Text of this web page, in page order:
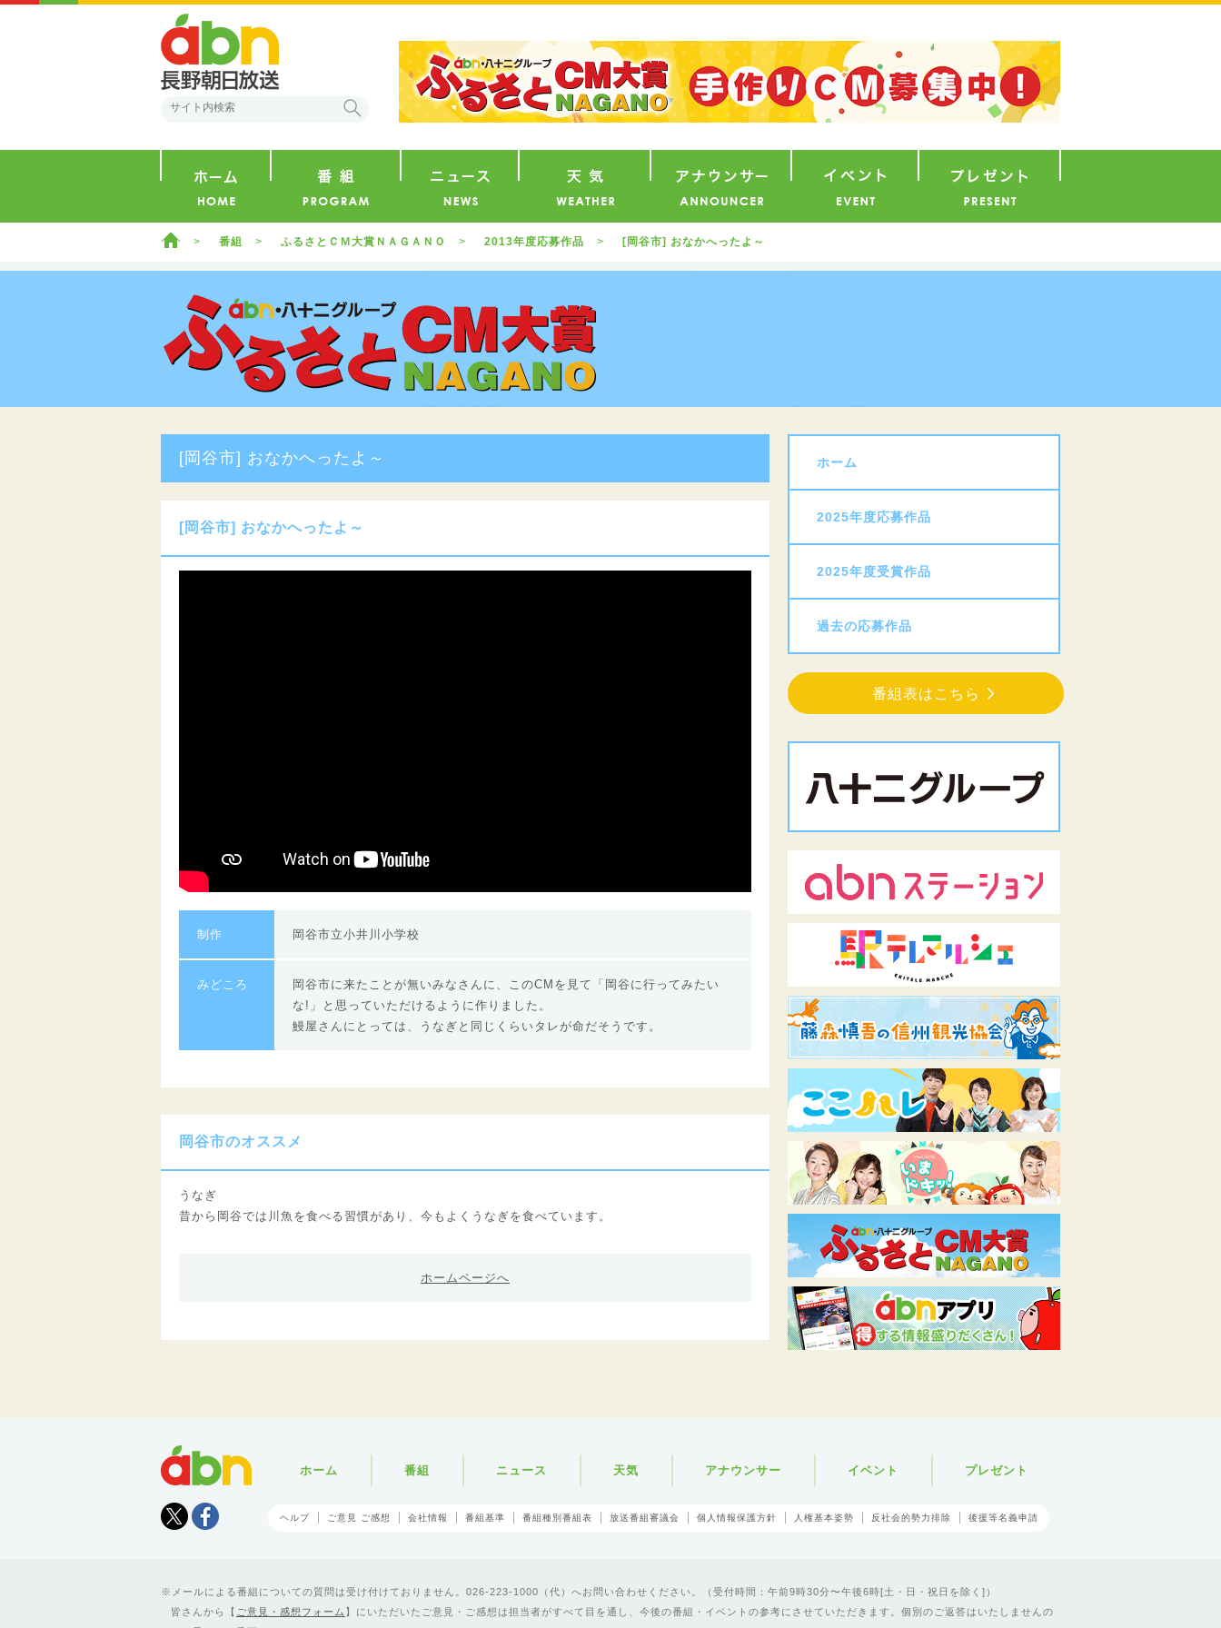
ホーム 番組 ふるさとＣＭ大賞ＮＡＧＡＮＯ 2013年度応募作品 [岡谷市] おなかへったよ～
[岡谷市] おなかへったよ～
[岡谷市] おなかへったよ～
制作 岡谷市立小井川小学校
みどころ
岡谷市に来たことが無いみなさんに、このCMを見て「岡谷に行ってみたい
な!」と思っていただけるように作りました。
鰻屋さんにとっては、うなぎと同じくらいタレが命だそうです。
岡谷市のオススメ
うなぎ
昔から岡谷では川魚を食べる習慣があり、今もよくうなぎを食べています。
ホームページへ
ホーム
2025年度応募作品
2025年度受賞作品
過去の応募作品
番組表はこちら
Tweet
ホーム 番組 ニュース 天気 アナウンサー イベント プレゼント
ヘルプ ご意見 ご感想 会社情報 番組基準 番組種別番組表 放送番組審議会 個人情報保護方針 人権基本姿勢 反社会的勢力排除 後援等名義申請
メールによる番組についての質問は受け付けておりません。026-223-1000（代）へお問い合わせください。（受付時間：午前9時30分〜午後6時[土・日・祝日を除く]）
皆さんから【 ご意見・感想フォーム 】にいただいたご意見・ご感想は担当者がすべて目を通し、今後の番組・イベントの参考にさせていただきます。個別のご返答はいたしませんの